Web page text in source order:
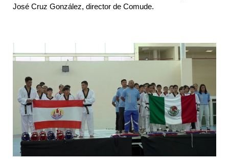
José Cruz González, director de Comude.